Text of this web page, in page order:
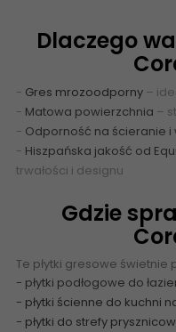
Dlaczego
- Gres mrozoodporny –
- Matowa powierzchnia –
- Odporność na ścieranie i
- Hiszpańska jakość od
trwałości i designu
Gdzie
Te płytki gresowe świetnie
- płytki podłogowe do
- płytki ścienne do kuchni
- płytki do strefy